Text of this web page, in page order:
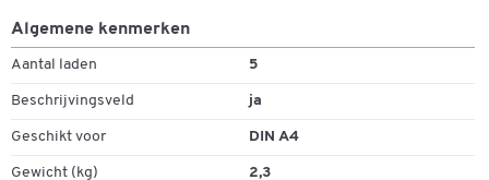
Algemene kenmerken
Aantal laden 5
Beschrijvingsveld ja
Geschikt voor DIN A4
Gewicht (kg) 2,3